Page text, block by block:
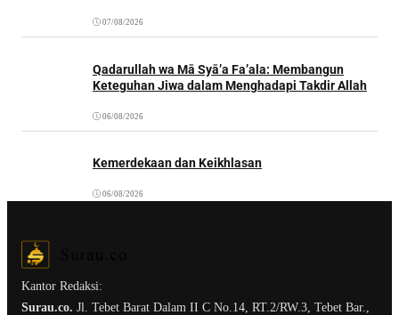
07/08/2026
Qadarullah wa Mā Syā’a Fa’ala: Membangun
Keteguhan Jiwa dalam Menghadapi Takdir Allah
06/08/2026
Kemerdekaan dan Keikhlasan
06/08/2026
Kantor Redaksi:
Surau.co. Jl. Tebet Barat Dalam II C No.14, RT.2/RW.3, Tebet Bar.,